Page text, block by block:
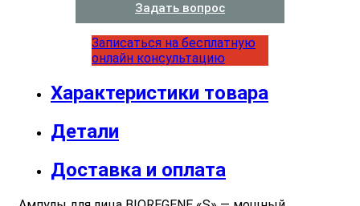
Задать вопрос
Записаться на бесплатную
онлайн консультацию
Характеристики товара
Детали
Доставка и оплата